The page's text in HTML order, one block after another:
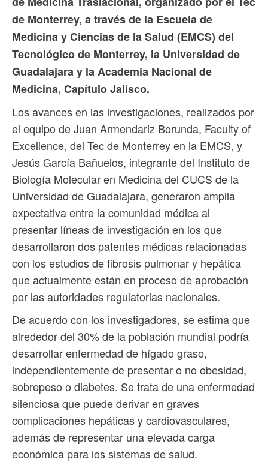
de Monterrey, a través de la Escuela de
Medicina y Ciencias de la Salud (EMCS) del
Tecnológico de Monterrey, la Universidad de
Guadalajara y la Academia Nacional de
Medicina, Capítulo Jalisco.
Los avances en las investigaciones, realizados por
el equipo de Juan Armendariz Borunda, Faculty of
Excellence, del Tec de Monterrey en la EMCS, y
Jesús García Bañuelos, integrante del Instituto de
Biología Molecular en Medicina del CUCS de la
Universidad de Guadalajara, generaron amplia
expectativa entre la comunidad médica al
presentar líneas de investigación en los que
desarrollaron dos patentes médicas relacionadas
con los estudios de fibrosis pulmonar y hepática
que actualmente están en proceso de aprobación
por las autoridades regulatorias nacionales.
De acuerdo con los investigadores, se estima que
alrededor del 30% de la población mundial podría
desarrollar enfermedad de hígado graso,
independientemente de presentar o no obesidad,
sobrepeso o diabetes. Se trata de una enfermedad
silenciosa que puede derivar en graves
complicaciones hepáticas y cardiovasculares,
además de representar una elevada carga
económica para los sistemas de salud.